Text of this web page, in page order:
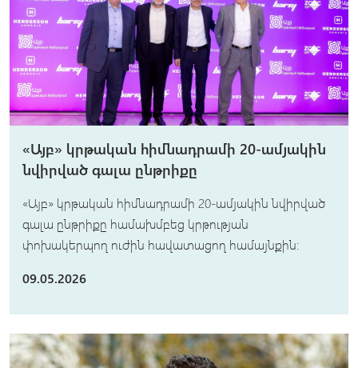
«Այբ» կրթական հիմնադրամի 20-ամյակին
նվիրված գալա ընթրիքը
«Այբ» կրթական հիմնադրամի 20-ամյակին նվիրված
գալա ընթրիքը համախմբեց կրթության
փոխակերպող ուժին հավատացող համայնքին։
09.05.2026